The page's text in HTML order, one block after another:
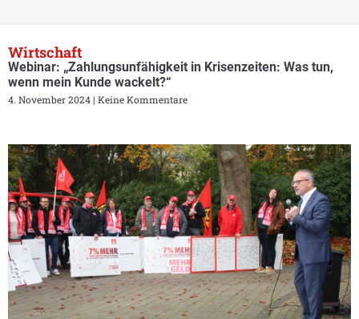
Wirtschaft
Webinar: „Zahlungsunfähigkeit in Krisenzeiten: Was tun,
wenn mein Kunde wackelt?“
4. November 2024 Keine Kommentare